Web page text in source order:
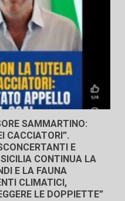
SAMMARTINO:
CACCIATORI”.
E
CONTINUA LA
E LA FAUNA
CLIMATICI,
LE DOPPIETTE”